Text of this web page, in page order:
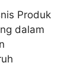
Produk
dalam